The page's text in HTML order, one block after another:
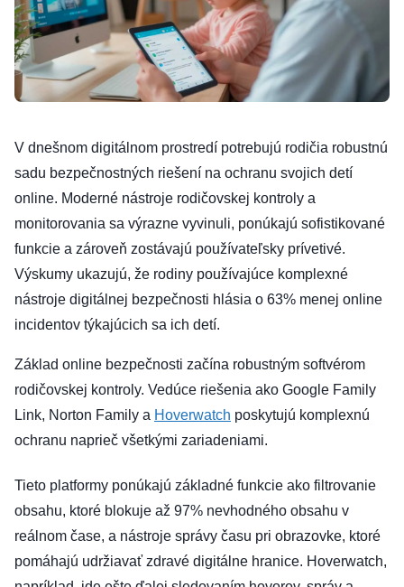
V dnešnom digitálnom prostredí potrebujú rodičia robustnú
sadu bezpečnostných riešení na ochranu svojich detí
online. Moderné nástroje rodičovskej kontroly a
monitorovania sa výrazne vyvinuli, ponúkajú sofistikované
funkcie a zároveň zostávajú používateľsky prívetivé.
Výskumy ukazujú, že rodiny používajúce komplexné
nástroje digitálnej bezpečnosti hlásia o 63% menej online
incidentov týkajúcich sa ich detí.
Základ online bezpečnosti začína robustným softvérom
rodičovskej kontroly. Vedúce riešenia ako Google Family
Link, Norton Family a Hoverwatch poskytujú komplexnú
ochranu naprieč všetkými zariadeniami.
Tieto platformy ponúkajú základné funkcie ako filtrovanie
obsahu, ktoré blokuje až 97% nevhodného obsahu v
reálnom čase, a nástroje správy času pri obrazovke, ktoré
pomáhajú udržiavať zdravé digitálne hranice. Hoverwatch,